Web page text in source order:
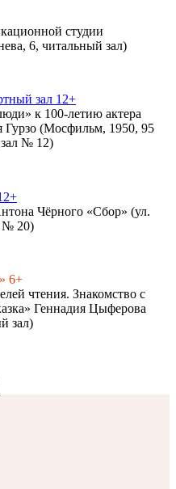
студии
6, читальный зал)
зал 12+
к 100-летию актера
Гурзо (Мосфильм, 1950, 95
№ 12)
Чёрного «Сбор» (ул.
№ 20)
6+
чтения. Знакомство с
Геннадия Цыферова
зал)